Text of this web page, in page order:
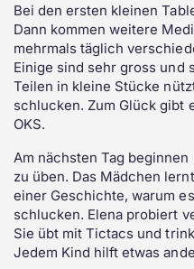
Bei den ersten kleinen
Dann kommen weitere
mehrmals täglich
Einige sind sehr gross und
Teilen in kleine Stücke
schlucken. Zum Glück gibt
OKS.
Am nächsten Tag
zu üben. Das Mädchen
einer Geschichte, warum
schlucken. Elena probiert
Sie übt mit Tictacs und
Jedem Kind hilft etwas